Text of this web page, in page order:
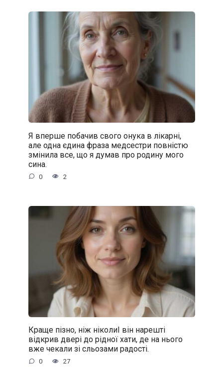
Я вперше побачив свого онука в лікарні,
але одна єдина фраза медсестри повністю
змінила все, що я думав про родину мого
сина.
0 2
Краще пізно, ніж ніколиІ він нарешті
відкрив двері до рідної хати, де на нього
вже чекали зі сльозами радості.
0 27